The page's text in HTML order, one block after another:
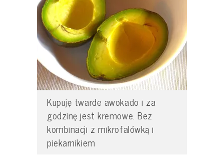
Kupuję twarde awokado i za
godzinę jest kremowe. Bez
kombinacji z mikrofalówką i
piekarnikiem